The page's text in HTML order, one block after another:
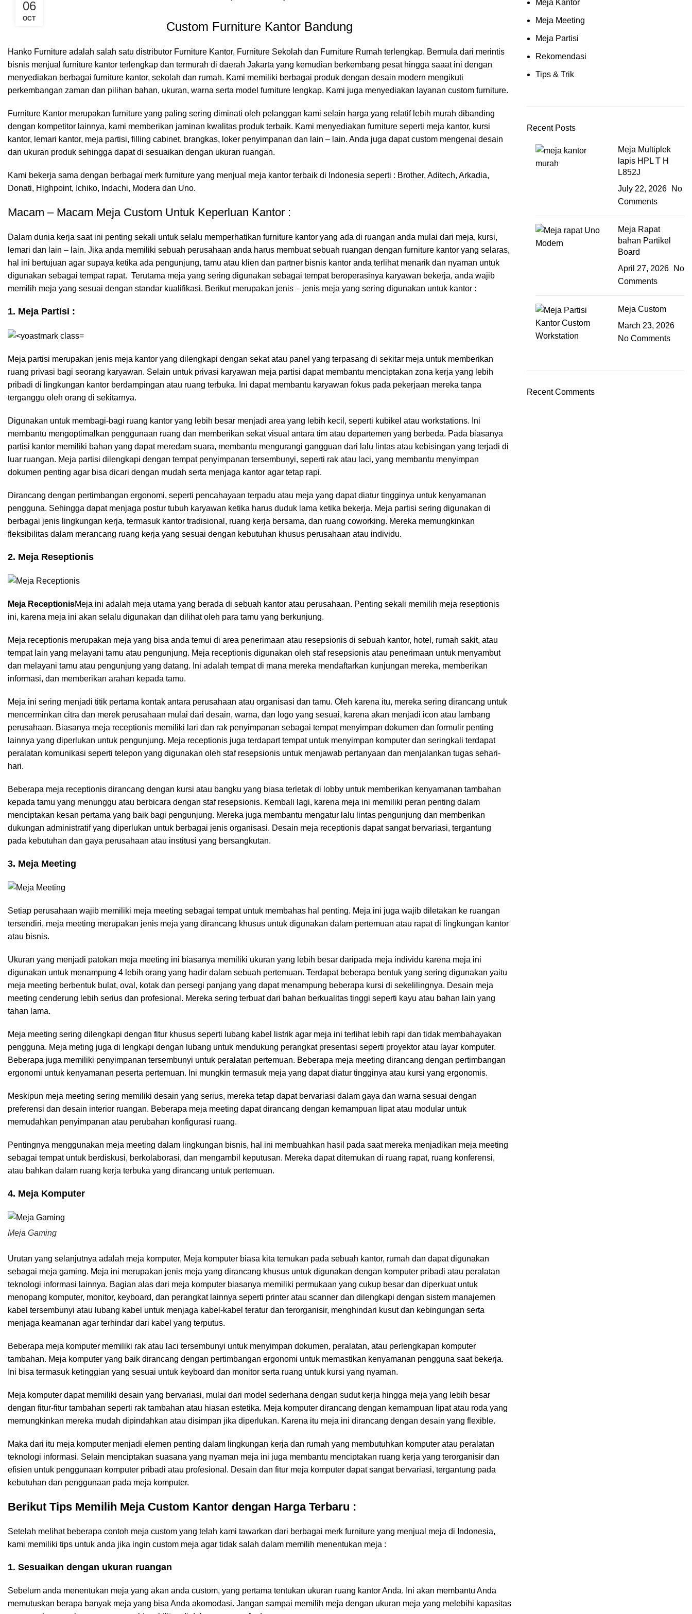
06
OCT
Custom Furniture Kantor Bandung
Hanko Furniture adalah salah satu distributor Furniture Kantor, Furniture Sekolah dan Furniture Rumah terlengkap. Bermula dari merintis
bisnis menjual furniture kantor terlengkap dan termurah di daerah Jakarta yang kemudian berkembang pesat hingga saaat ini dengan
menyediakan berbagai furniture kantor, sekolah dan rumah. Kami memiliki berbagai produk dengan desain modern mengikuti
perkembangan zaman dan pilihan bahan, ukuran, warna serta model furniture lengkap. Kami juga menyediakan layanan custom furniture.
Furniture Kantor merupakan furniture yang paling sering diminati oleh pelanggan kami selain harga yang relatif lebih murah dibanding
dengan kompetitor lainnya, kami memberikan jaminan kwalitas produk terbaik. Kami menyediakan furniture seperti meja kantor, kursi
kantor, lemari kantor, meja partisi, filling cabinet, brangkas, loker penyimpanan dan lain – lain. Anda juga dapat custom mengenai desain
dan ukuran produk sehingga dapat di sesuaikan dengan ukuran ruangan.
Kami bekerja sama dengan berbagai merk furniture yang menjual meja kantor terbaik di Indonesia seperti : Brother, Aditech, Arkadia,
Donati, Highpoint, Ichiko, Indachi, Modera dan Uno.
Macam – Macam Meja Custom Untuk Keperluan Kantor :
Dalam dunia kerja saat ini penting sekali untuk selalu memperhatikan furniture kantor yang ada di ruangan anda mulai dari meja, kursi,
lemari dan lain – lain. Jika anda memiliki sebuah perusahaan anda harus membuat sebuah ruangan dengan furniture kantor yang selaras,
hal ini bertujuan agar supaya ketika ada pengunjung, tamu atau klien dan partner bisnis kantor anda terlihat menarik dan nyaman untuk
digunakan sebagai tempat rapat. Terutama meja yang sering digunakan sebagai tempat beroperasinya karyawan bekerja, anda wajib
memilih meja yang sesuai dengan standar kualifikasi. Berikut merupakan jenis – jenis meja yang sering digunakan untuk kantor :
1. Meja Partisi :
Meja partisi merupakan jenis meja kantor yang dilengkapi dengan sekat atau panel yang terpasang di sekitar meja untuk memberikan
ruang privasi bagi seorang karyawan. Selain untuk privasi karyawan meja partisi dapat membantu menciptakan zona kerja yang lebih
pribadi di lingkungan kantor berdampingan atau ruang terbuka. Ini dapat membantu karyawan fokus pada pekerjaan mereka tanpa
terganggu oleh orang di sekitarnya.
Digunakan untuk membagi-bagi ruang kantor yang lebih besar menjadi area yang lebih kecil, seperti kubikel atau workstations. Ini
membantu mengoptimalkan penggunaan ruang dan memberikan sekat visual antara tim atau departemen yang berbeda. Pada biasanya
partisi kantor memiliki bahan yang dapat meredam suara, membantu mengurangi gangguan dari lalu lintas atau kebisingan yang terjadi di
luar ruangan. Meja partisi dilengkapi dengan tempat penyimpanan tersembunyi, seperti rak atau laci, yang membantu menyimpan
dokumen penting agar bisa dicari dengan mudah serta menjaga kantor agar tetap rapi.
Dirancang dengan pertimbangan ergonomi, seperti pencahayaan terpadu atau meja yang dapat diatur tingginya untuk kenyamanan
pengguna. Sehingga dapat menjaga postur tubuh karyawan ketika harus duduk lama ketika bekerja. Meja partisi sering digunakan di
berbagai jenis lingkungan kerja, termasuk kantor tradisional, ruang kerja bersama, dan ruang coworking. Mereka memungkinkan
fleksibilitas dalam merancang ruang kerja yang sesuai dengan kebutuhan khusus perusahaan atau individu.
2. Meja Reseptionis
Meja ReceptionisMeja ini adalah meja utama yang berada di sebuah kantor atau perusahaan. Penting sekali memilih meja reseptionis
ini, karena meja ini akan selalu digunakan dan dilihat oleh para tamu yang berkunjung.
Meja receptionis merupakan meja yang bisa anda temui di area penerimaan atau resepsionis di sebuah kantor, hotel, rumah sakit, atau
tempat lain yang melayani tamu atau pengunjung. Meja receptionis digunakan oleh staf resepsionis atau penerimaan untuk menyambut
dan melayani tamu atau pengunjung yang datang. Ini adalah tempat di mana mereka mendaftarkan kunjungan mereka, memberikan
informasi, dan memberikan arahan kepada tamu.
Meja ini sering menjadi titik pertama kontak antara perusahaan atau organisasi dan tamu. Oleh karena itu, mereka sering dirancang untuk
mencerminkan citra dan merek perusahaan mulai dari desain, warna, dan logo yang sesuai, karena akan menjadi icon atau lambang
perusahaan. Biasanya meja receptionis memiliki lari dan rak penyimpanan sebagai tempat menyimpan dokumen dan formulir penting
lainnya yang diperlukan untuk pengunjung. Meja receptionis juga terdapart tempat untuk menyimpan komputer dan seringkali terdapat
peralatan komunikasi seperti telepon yang digunakan oleh staf resepsionis untuk menjawab pertanyaan dan menjalankan tugas sehari-
hari.
Beberapa meja receptionis dirancang dengan kursi atau bangku yang biasa terletak di lobby untuk memberikan kenyamanan tambahan
kepada tamu yang menunggu atau berbicara dengan staf resepsionis. Kembali lagi, karena meja ini memiliki peran penting dalam
menciptakan kesan pertama yang baik bagi pengunjung. Mereka juga membantu mengatur lalu lintas pengunjung dan memberikan
dukungan administratif yang diperlukan untuk berbagai jenis organisasi. Desain meja receptionis dapat sangat bervariasi, tergantung
pada kebutuhan dan gaya perusahaan atau institusi yang bersangkutan.
3. Meja Meeting
Setiap perusahaan wajib memiliki meja meeting sebagai tempat untuk membahas hal penting. Meja ini juga wajib diletakan ke ruangan
tersendiri, meja meeting merupakan jenis meja yang dirancang khusus untuk digunakan dalam pertemuan atau rapat di lingkungan kantor
atau bisnis.
Ukuran yang menjadi patokan meja meeting ini biasanya memiliki ukuran yang lebih besar daripada meja individu karena meja ini
digunakan untuk menampung 4 lebih orang yang hadir dalam sebuah pertemuan. Terdapat beberapa bentuk yang sering digunakan yaitu
meja meeting berbentuk bulat, oval, kotak dan persegi panjang yang dapat menampung beberapa kursi di sekelilingnya. Desain meja
meeting cenderung lebih serius dan profesional. Mereka sering terbuat dari bahan berkualitas tinggi seperti kayu atau bahan lain yang
tahan lama.
Meja meeting sering dilengkapi dengan fitur khusus seperti lubang kabel listrik agar meja ini terlihat lebih rapi dan tidak membahayakan
pengguna. Meja meting juga di lengkapi dengan lubang untuk mendukung perangkat presentasi seperti proyektor atau layar komputer.
Beberapa juga memiliki penyimpanan tersembunyi untuk peralatan pertemuan. Beberapa meja meeting dirancang dengan pertimbangan
ergonomi untuk kenyamanan peserta pertemuan. Ini mungkin termasuk meja yang dapat diatur tingginya atau kursi yang ergonomis.
Meskipun meja meeting sering memiliki desain yang serius, mereka tetap dapat bervariasi dalam gaya dan warna sesuai dengan
preferensi dan desain interior ruangan. Beberapa meja meeting dapat dirancang dengan kemampuan lipat atau modular untuk
memudahkan penyimpanan atau perubahan konfigurasi ruang.
Pentingnya menggunakan meja meeting dalam lingkungan bisnis, hal ini membuahkan hasil pada saat mereka menjadikan meja meeting
sebagai tempat untuk berdiskusi, berkolaborasi, dan mengambil keputusan. Mereka dapat ditemukan di ruang rapat, ruang konferensi,
atau bahkan dalam ruang kerja terbuka yang dirancang untuk pertemuan.
4. Meja Komputer
Meja Gaming
Urutan yang selanjutnya adalah meja komputer, Meja komputer biasa kita temukan pada sebuah kantor, rumah dan dapat digunakan
sebagai meja gaming. Meja ini merupakan jenis meja yang dirancang khusus untuk digunakan dengan komputer pribadi atau peralatan
teknologi informasi lainnya. Bagian alas dari meja komputer biasanya memiliki permukaan yang cukup besar dan diperkuat untuk
menopang komputer, monitor, keyboard, dan perangkat lainnya seperti printer atau scanner dan dilengkapi dengan sistem manajemen
kabel tersembunyi atau lubang kabel untuk menjaga kabel-kabel teratur dan terorganisir, menghindari kusut dan kebingungan serta
menjaga keamanan agar terhindar dari kabel yang terputus.
Beberapa meja komputer memiliki rak atau laci tersembunyi untuk menyimpan dokumen, peralatan, atau perlengkapan komputer
tambahan. Meja komputer yang baik dirancang dengan pertimbangan ergonomi untuk memastikan kenyamanan pengguna saat bekerja.
Ini bisa termasuk ketinggian yang sesuai untuk keyboard dan monitor serta ruang untuk kursi yang nyaman.
Meja komputer dapat memiliki desain yang bervariasi, mulai dari model sederhana dengan sudut kerja hingga meja yang lebih besar
dengan fitur-fitur tambahan seperti rak tambahan atau hiasan estetika. Meja komputer dirancang dengan kemampuan lipat atau roda yang
memungkinkan mereka mudah dipindahkan atau disimpan jika diperlukan. Karena itu meja ini dirancang dengan desain yang flexible.
Maka dari itu meja komputer menjadi elemen penting dalam lingkungan kerja dan rumah yang membutuhkan komputer atau peralatan
teknologi informasi. Selain menciptakan suasana yang nyaman meja ini juga membantu menciptakan ruang kerja yang terorganisir dan
efisien untuk penggunaan komputer pribadi atau profesional. Desain dan fitur meja komputer dapat sangat bervariasi, tergantung pada
kebutuhan dan penggunaan pada meja komputer.
Berikut Tips Memilih Meja Custom Kantor dengan Harga Terbaru :
Setelah melihat beberapa contoh meja custom yang telah kami tawarkan dari berbagai merk furniture yang menjual meja di Indonesia,
kami memiliki tips untuk anda jika ingin custom meja agar tidak salah dalam memilih menentukan meja :
1. Sesuaikan dengan ukuran ruangan
Sebelum anda menentukan meja yang akan anda custom, yang pertama tentukan ukuran ruang kantor Anda. Ini akan membantu Anda
memutuskan berapa banyak meja yang bisa Anda akomodasi. Jangan sampai memilih meja dengan ukuran meja yang melebihi kapasitas
Meja Kantor
Meja Meeting
Meja Partisi
Rekomendasi
Tips & Trik
Recent Posts
Meja Multiplek
lapis HPL T H
L852J
July 22, 2026
No
Comments
Meja Rapat
bahan Partikel
Board
April 27, 2026
No
Comments
Meja Custom
March 23, 2026
No Comments
Recent Comments